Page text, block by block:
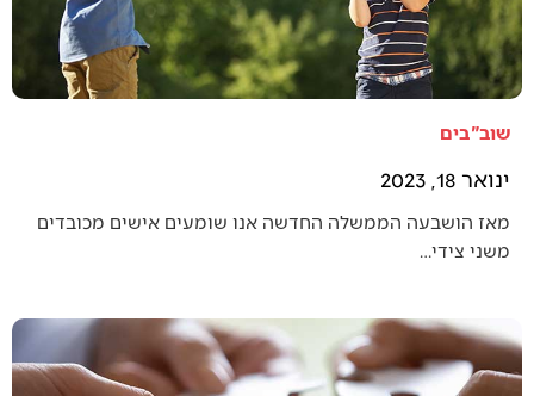
שוב"בים
ינואר 18, 2023
מאז הושבעה הממשלה החדשה אנו שומעים אישים מכובדים
משני צידי…